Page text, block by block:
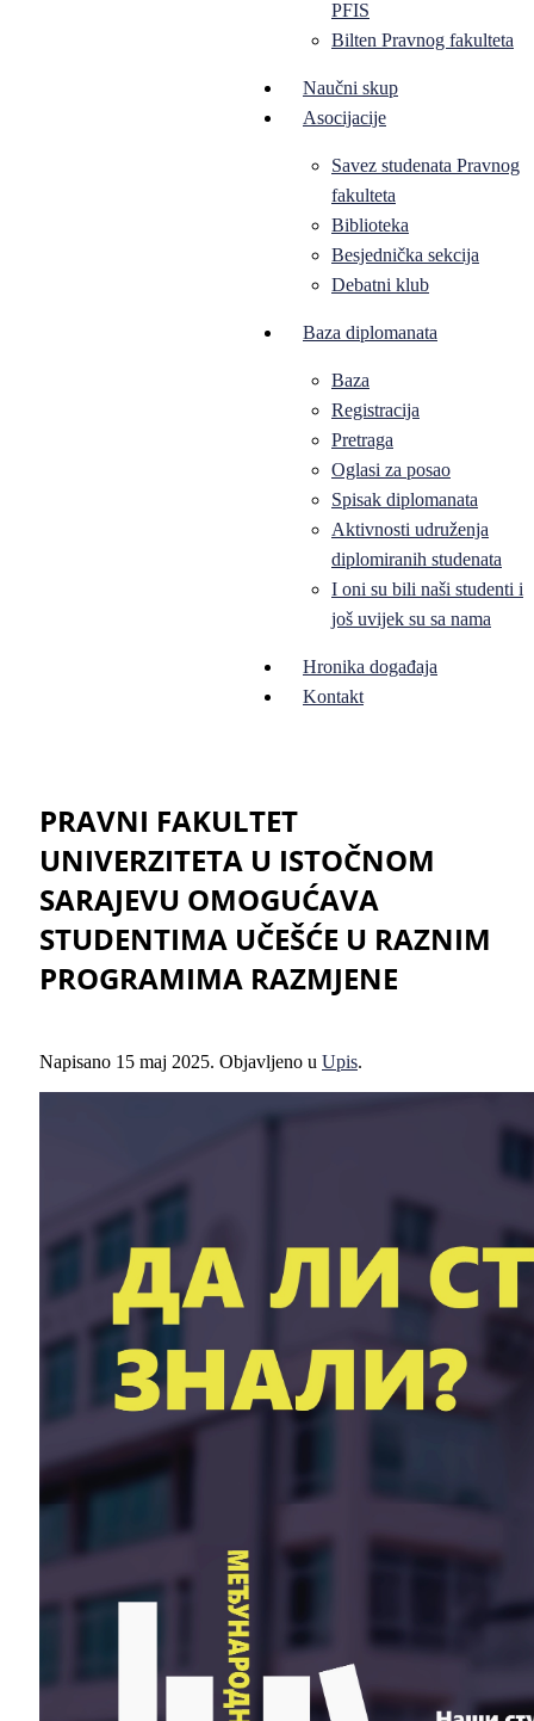
PFIS
Bilten Pravnog fakulteta
Naučni skup
Asocijacije
Savez studenata Pravnog
fakulteta
Biblioteka
Besjednička sekcija
Debatni klub
Baza diplomanata
Baza
Registracija
Pretraga
Oglasi za posao
Spisak diplomanata
Aktivnosti udruženja
diplomiranih studenata
I oni su bili naši studenti i
još uvijek su sa nama
Hronika događaja
Kontakt
PRAVNI FAKULTET
UNIVERZITETA U ISTOČNOM
SARAJEVU OMOGUĆAVA
STUDENTIMA UČEŠĆE U RAZNIM
PROGRAMIMA RAZMJENE
Napisano 15 maj 2025. Objavljeno u Upis.